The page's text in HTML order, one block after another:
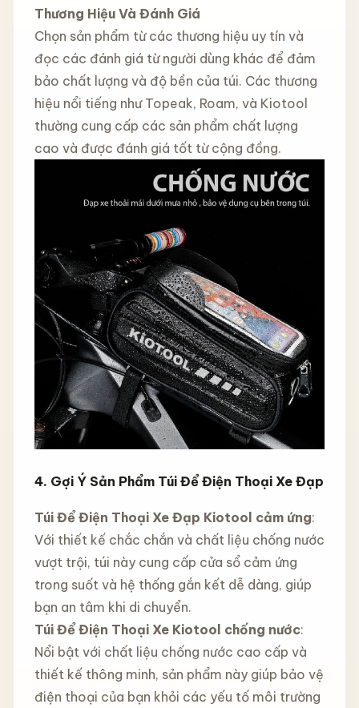
Thương Hiệu Và Đánh Giá
Chọn sản phẩm từ các thương hiệu uy tín và
đọc các đánh giá từ người dùng khác để đảm
bảo chất lượng và độ bền của túi. Các thương
hiệu nổi tiếng như Topeak, Roam, và Kiotool
thường cung cấp các sản phẩm chất lượng
cao và được đánh giá tốt từ cộng đồng.
4. Gợi Ý Sản Phẩm Túi Để Điện Thoại Xe Đạp
Túi Để Điện Thoại Xe Đạp Kiotool cảm ứng:
Với thiết kế chắc chắn và chất liệu chống nước
vượt trội, túi này cung cấp cửa sổ cảm ứng
trong suốt và hệ thống gắn kết dễ dàng, giúp
bạn an tâm khi di chuyển.
Túi Để Điện Thoại Xe Kiotool chống nước:
Nổi bật với chất liệu chống nước cao cấp và
thiết kế thông minh, sản phẩm này giúp bảo vệ
điện thoại của bạn khỏi các yếu tố môi trường